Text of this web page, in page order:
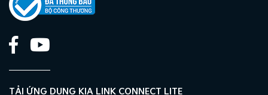
TẢI ỨNG DỤNG KIA LINK CONNECT LITE